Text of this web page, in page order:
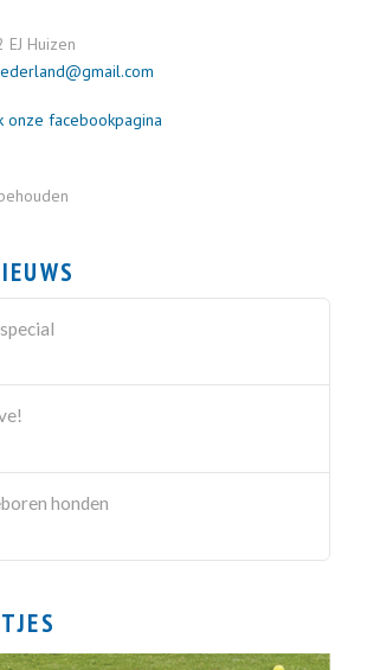
EJ Huizen
onze facebookpagina
honden